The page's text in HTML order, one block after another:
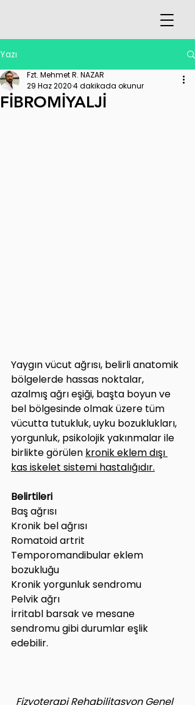
Yazı
FİBROMİYALJİ
Fzt. Mehmet R. NAZAR
29 Haz 20204 dakikada okunur
Yaygın vücut ağrısı, belirli anatomik
bölgelerde hassas noktalar,
azalmış ağrı eşiği, başta boyun ve
bel bölgesinde olmak üzere tüm
vücutta tutukluk, uyku bozuklukları,
yorgunluk, psikolojik yakınmalar ile
birlikte görülen kronik eklem dışı
kas iskelet sistemi hastalığıdır.
Belirtileri
Baş ağrısı
Kronik bel ağrısı
Romatoid artrit
Temporomandibular eklem
bozukluğu
Kronik yorgunluk sendromu
Pelvik ağrı
İrritabl barsak ve mesane
sendromu gibi durumlar eşlik
edebilir.